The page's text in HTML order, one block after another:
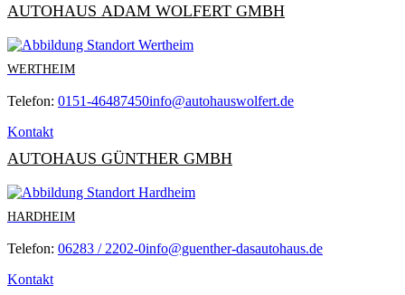
AUTOHAUS ADAM WOLFERT GMBH
WERTHEIM
Telefon: 0151-46487450info@autohauswolfert.de
Kontakt
AUTOHAUS GÜNTHER GMBH
HARDHEIM
Telefon: 06283 / 2202-0info@guenther-dasautohaus.de
Kontakt